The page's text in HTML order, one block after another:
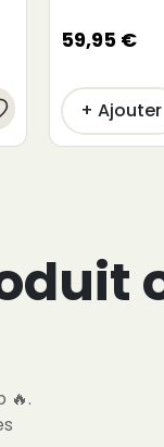
59,95 €
+ Ajouter
🔥.